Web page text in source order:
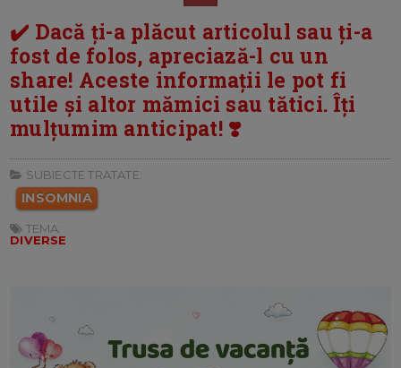
✔️ Dacă ți-a plăcut articolul sau ți-a
fost de folos, apreciază-l cu un
share! Aceste informații le pot fi
utile și altor mămici sau tătici. Îți
mulțumim anticipat! ❣️
SUBIECTE TRATATE:
INSOMNIA
TEMA:
DIVERSE